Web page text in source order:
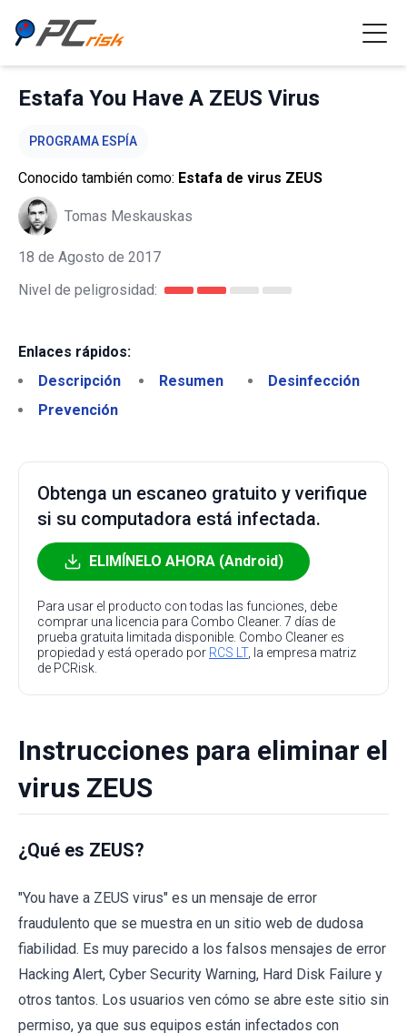
Estafa You Have A ZEUS Virus
PROGRAMA ESPÍA
Conocido también como: Estafa de virus ZEUS
Tomas Meskauskas
18 de Agosto de 2017
Nivel de peligrosidad:
Enlaces rápidos:
Descripción
Resumen
Desinfección
Prevención
Obtenga un escaneo gratuito y verifique
si su computadora está infectada.
ELIMÍNELO AHORA (Android)
Para usar el producto con todas las funciones, debe
comprar una licencia para Combo Cleaner. 7 días de
prueba gratuita limitada disponible. Combo Cleaner es
propiedad y está operado por RCS LT, la empresa matriz
de PCRisk.
Instrucciones para eliminar el
virus ZEUS
¿Qué es ZEUS?
"You have a ZEUS virus" es un mensaje de error
fraudulento que se muestra en un sitio web de dudosa
fiabilidad. Es muy parecido a los falsos mensajes de error
Hacking Alert, Cyber Security Warning, Hard Disk Failure y
otros tantos. Los usuarios ven cómo se abre este sitio sin
permiso, ya que sus equipos están infectados con